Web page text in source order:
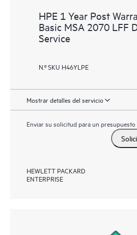
HPE 1 Year Post
Basic MSA 2070 LFF
Service
N.º SKU H46YLPE
Mostrar detalles del servicio
Enviar su solicitud para un
HEWLETT PACKARD
ENTERPRISE